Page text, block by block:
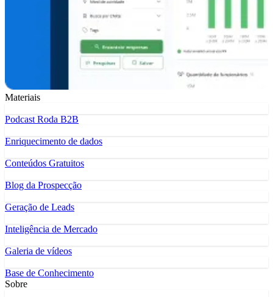
Materiais
Podcast Roda B2B
Enriquecimento de dados
Conteúdos Gratuitos
Blog da Prospecção
Geração de Leads
Inteligência de Mercado
Galeria de vídeos
Base de Conhecimento
Sobre